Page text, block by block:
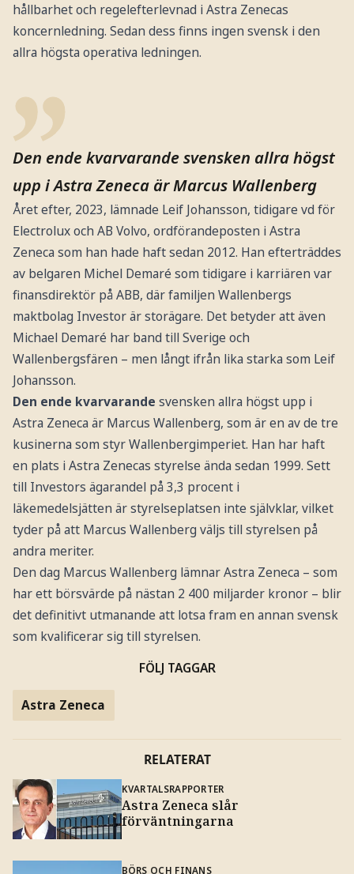
hållbarhet och regelefterlevnad i Astra Zenecas
koncernledning. Sedan dess finns ingen svensk i den
allra högsta operativa ledningen.
Den ende kvarvarande svensken allra högst
upp i Astra Zeneca är Marcus Wallenberg
Året efter, 2023, lämnade Leif Johansson, tidigare vd för
Electrolux och AB Volvo, ordförandeposten i Astra
Zeneca som han hade haft sedan 2012. Han efterträddes
av belgaren Michel Demaré som tidigare i karriären var
finansdirektör på ABB, där familjen Wallenbergs
maktbolag Investor är storägare. Det betyder att även
Michael Demaré har band till Sverige och
Wallenbergsfären – men långt ifrån lika starka som Leif
Johansson.
Den ende kvarvarande svensken allra högst upp i
Astra Zeneca är Marcus Wallenberg, som är en av de tre
kusinerna som styr Wallenbergimperiet. Han har haft
en plats i Astra Zenecas styrelse ända sedan 1999. Sett
till Investors ägarandel på 3,3 procent i
läkemedelsjätten är styrelseplatsen inte självklar, vilket
tyder på att Marcus Wallenberg väljs till styrelsen på
andra meriter.
Den dag Marcus Wallenberg lämnar Astra Zeneca – som
har ett börsvärde på nästan 2 400 miljarder kronor – blir
det definitivt utmanande att lotsa fram en annan svensk
som kvalificerar sig till styrelsen.
FÖLJ TAGGAR
Astra Zeneca
RELATERAT
KVARTALSRAPPORTER
Astra Zeneca slår
förväntningarna
BÖRS OCH FINANS